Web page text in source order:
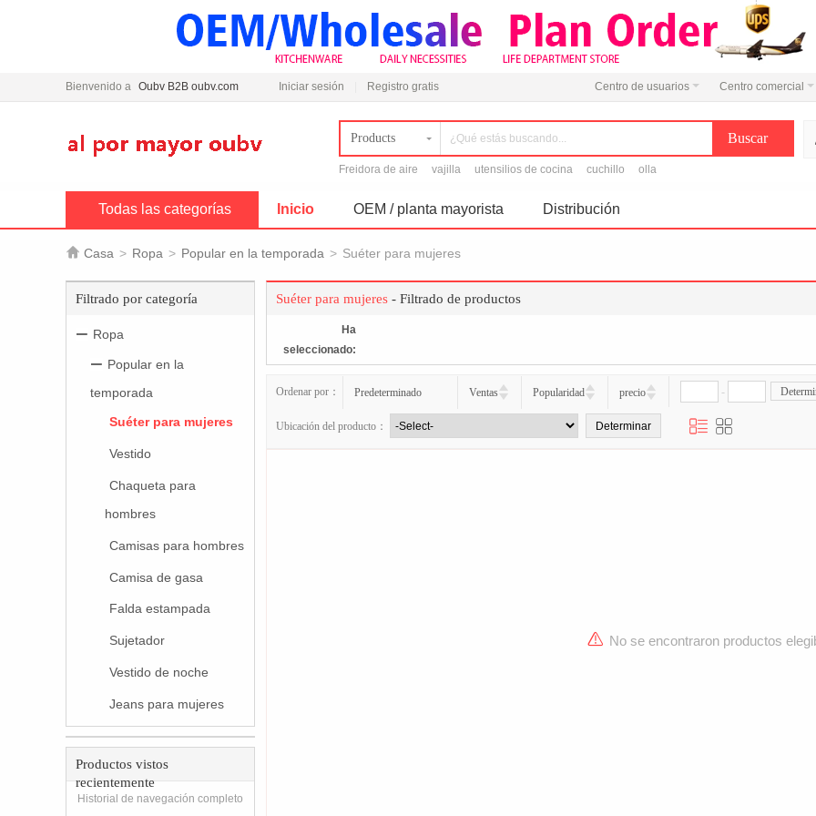
Bienvenido a Oubv B2B oubv.com Iniciar sesión Registro gratis Centro de usuarios Centro comercial
Products
Freidora de aire vajilla utensilios de cocina cuchillo olla
Todas las categorías Inicio OEM / planta mayorista Distribución
 Casa > Ropa > Popular en la temporada > Suéter para mujeres
Filtrado por categoría
Ropa
Popular en la
temporada
Suéter para mujeres
Vestido
Chaqueta para
hombres
Camisas para hombres
Camisa de gasa
Falda estampada
Sujetador
Vestido de noche
Jeans para mujeres
Productos vistos
recientemente
Historial de navegación completo
Suéter para mujeres - Filtrado de productos
Ha
seleccionado:
Ordenar por： Predeterminado Ventas Popularidad precio -
Ubicación del producto：
No se encontraron productos